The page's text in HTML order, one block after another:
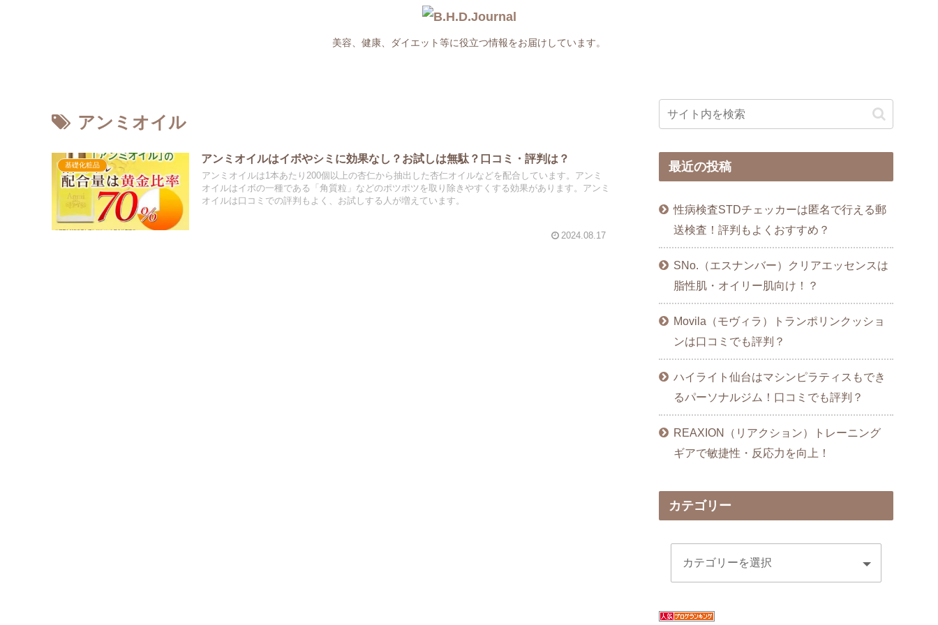
美容、健康、ダイエット等に役立つ情報をお届けしています。
アンミオイル
基礎化粧品
アンミオイルはイボやシミに効果なし？お試しは無駄？口コミ・評判は？
アンミオイルは1本あたり200個以上の杏仁から抽出した杏仁オイルなどを配合しています。アンミ
オイルはイボの一種である「角質粒」などのポツポツを取り除きやすくする効果があります。アンミ
オイルは口コミでの評判もよく、お試しする人が増えています。
2024.08.17
最近の投稿
性病検査STDチェッカーは匿名で行える郵
送検査！評判もよくおすすめ？
SNo.（エスナンバー）クリアエッセンスは
脂性肌・オイリー肌向け！？
Movila（モヴィラ）トランポリンクッショ
ンは口コミでも評判？
ハイライト仙台はマシンピラティスもでき
るパーソナルジム！口コミでも評判？
REAXION（リアクション）トレーニング
ギアで敏捷性・反応力を向上！
カテゴリー